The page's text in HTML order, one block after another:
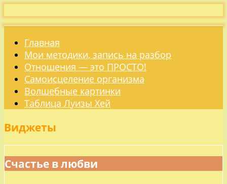
Главная
Мои методики, запись на разбор
Отношения — это ПРОСТО!
Самоисцеление организма
Волшебные картинки
Таблица Луизы Хей
Виджеты
Счастье в любви